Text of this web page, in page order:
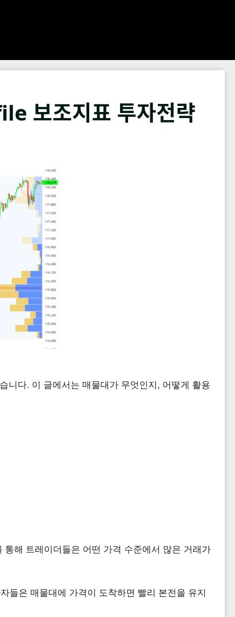
보조지표 투자전략
니다. 이 글에서는 매물대가 무엇인지, 어떻게 활용
해 트레이더들은 어떤 가격 수준에서 많은 거래가
들은 매물대에 가격이 도착하면 빨리 본전을 유지